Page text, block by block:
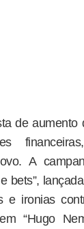
de aumento
A
bets”,
e ironias
“Hugo